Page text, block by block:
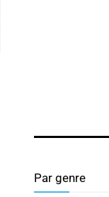
Par genre